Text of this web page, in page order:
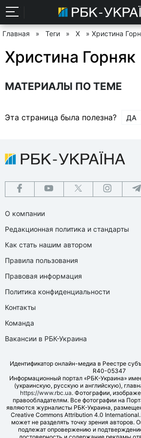
Главная » Теги » Х » Христина
Христина Горняк
МАТЕРИАЛЫ ПО ТЕМЕ
Эта страница была полезна? ДА
О компании
Редакционная политика и стандарты
Как стать нашим автором
Правила пользования
Правовая информация
Политика конфиденциальности
Контакты
Команда
Вакансии в РБК-Украина
Идентификатор онлайн-медиа в Реестре
R40-05347
Информационный портал «РБК-Украина»
(украинскую, русскую и английскую),
https://www.rbc.ua. Фотографии,
правообладателям. Все фотографии на
являются журналисты РБК-Украина,
Creative Commons Attribution 4.0
может не разделять точку зрения авторов.
подлежат опровержению и